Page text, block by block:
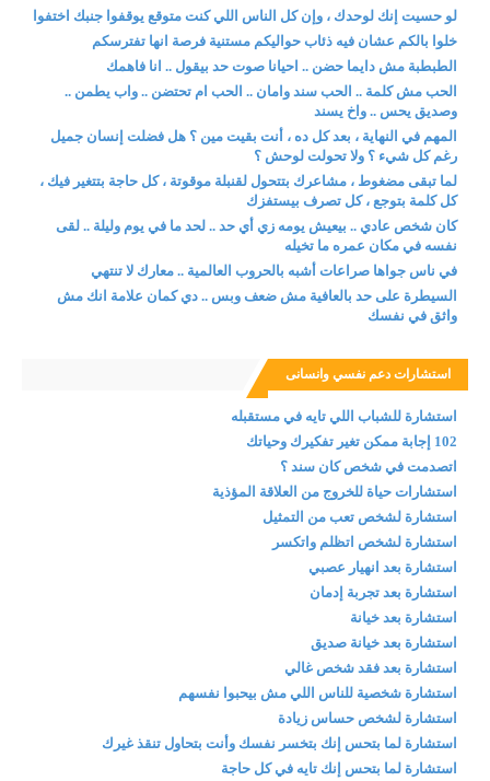
لو حسيت إنك لوحدك ، وإن كل الناس اللي كنت متوقع يوقفوا جنبك اختفوا
خلوا بالكم عشان فيه ذئاب حواليكم مستنية فرصة انها تفترسكم
الطبطبة مش دايما حضن .. احيانا صوت حد بيقول .. انا فاهمك
الحب مش كلمة .. الحب سند وامان .. الحب ام تحتضن .. واب يطمن ..
وصديق يحس .. واخ يسند
المهم في النهاية ، بعد كل ده ، أنت بقيت مين ؟ هل فضلت إنسان جميل
رغم كل شيء ؟ ولا تحولت لوحش ؟
لما تبقى مضغوط ، مشاعرك بتتحول لقنبلة موقوتة ، كل حاجة بتتغير فيك ،
كل كلمة بتوجع ، كل تصرف بيستفزك
كان شخص عادي .. بيعيش يومه زي أي حد .. لحد ما في يوم وليلة .. لقى
نفسه في مكان عمره ما تخيله
في ناس جواها صراعات أشبه بالحروب العالمية .. معارك لا تنتهي
السيطرة على حد بالعافية مش ضعف وبس .. دي كمان علامة انك مش
واثق في نفسك
استشارات دعم نفسي وانسانى
استشارة للشباب اللي تايه في مستقبله
102 إجابة ممكن تغير تفكيرك وحياتك
اتصدمت في شخص كان سند ؟
استشارات حياة للخروج من العلاقة المؤذية
استشارة لشخص تعب من التمثيل
استشارة لشخص اتظلم واتكسر
استشارة بعد انهيار عصبي
استشارة بعد تجربة إدمان
استشارة بعد خيانة
استشارة بعد خيانة صديق
استشارة بعد فقد شخص غالي
استشارة شخصية للناس اللي مش بيحبوا نفسهم
استشارة لشخص حساس زيادة
استشارة لما بتحس إنك بتخسر نفسك وأنت بتحاول تنقذ غيرك
استشارة لما بتحس إنك تايه في كل حاجة